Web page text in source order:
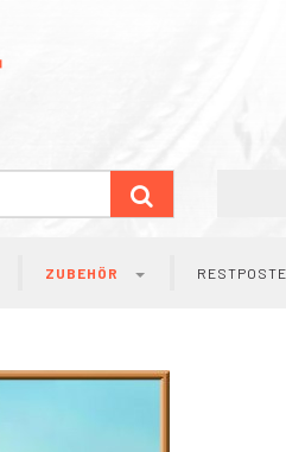
ZUBEHÖR